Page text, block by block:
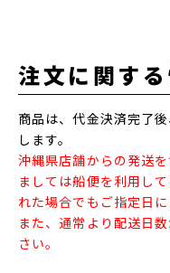
注文に関す
商品は、代金決済完了
します。
沖縄県店舗からの発送
ましては船便を利用し
れた場合でもご指定日
また、通常より配送日
さい。